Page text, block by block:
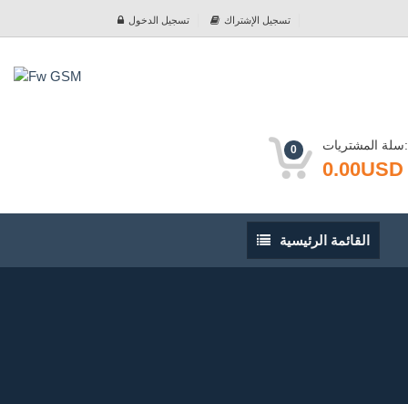
تسجيل الدخول تسجيل الإشتراك
0 سلة المشتريات:
0.00USD
القائمة
الرئيسية
القائمة الرئيسية